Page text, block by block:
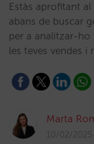
Estàs aprofitant
abans de buscar
per a analitzar-
les teves vendes i
Marta
10/02/2025